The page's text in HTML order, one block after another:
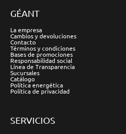
GÉANT
La empresa
Cambios y devoluciones
Contacto
Términos y condiciones
Bases de promociones
Responsabilidad social
Línea de Transparencia
Sucursales
Catálogo
Política energética
Política de privacidad
SERVICIOS